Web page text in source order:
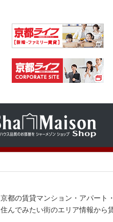
京都の賃貸マンション・アパート
住んでみたい街のエリア情報から